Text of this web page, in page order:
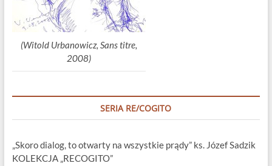
(Witold Urbanowicz, Sans titre,
2008)
SERIA RE/COGITO
„Skoro dialog, to otwarty na wszystkie prądy” ks. Józef Sadzik
KOLEKCJA „RECOGITO”